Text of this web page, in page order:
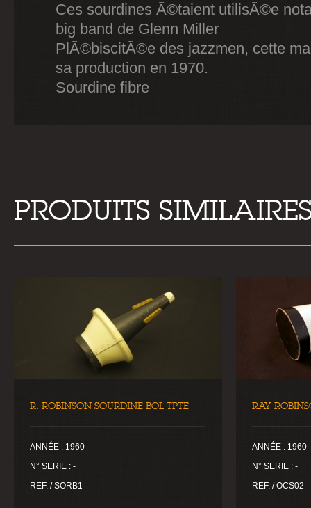
Ces sourdines Ã©taient utilisÃ©e
big band de Glenn Miller
PlÃ©biscitÃ©e des jazzmen, cette
sa production en 1970.
Sourdine fibre
PRODUITS
R. ROBINSON SOURDINE BOL TPTE
ANNÉE : 1960
N° SERIE : -
REF. / SORB1
RAY
ANNÉE : 1960
N° SERIE : -
REF. / OCS02